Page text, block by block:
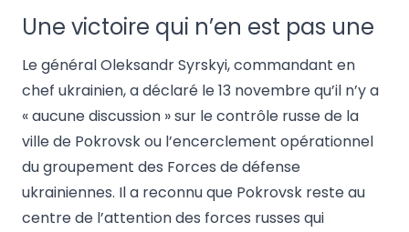
Une victoire qui n’en est pas une
Le général Oleksandr Syrskyi, commandant en
chef ukrainien, a déclaré le 13 novembre qu’il n’y a
« aucune discussion » sur le contrôle russe de la
ville de Pokrovsk ou l’encerclement opérationnel
du groupement des Forces de défense
ukrainiennes. Il a reconnu que Pokrovsk reste au
centre de l’attention des forces russes qui